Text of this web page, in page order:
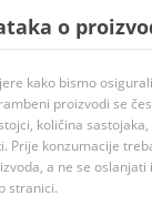
o
kako bismo
proizvodi se
količina
Prije konzumacije
a ne se
stranici.